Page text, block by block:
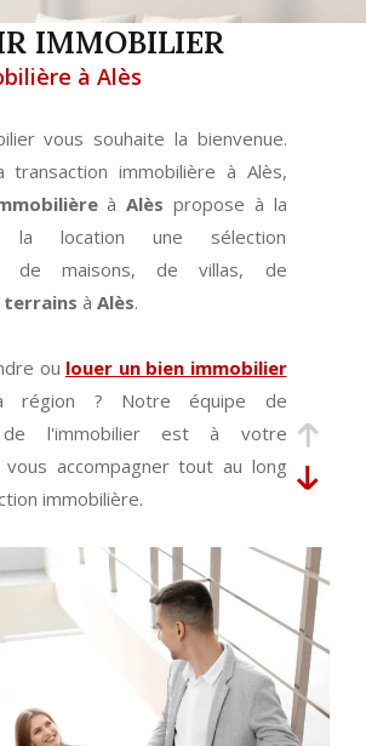
IMMOBILIER
à Alès
vous souhaite la bienvenue.
transaction immobilière à Alès,
àAlès propose à la
location une sélection
de maisons, de villas, de
terrains à Alès.
ou louer un bien immobilier
région ? Notre équipe de
de l'immobilier est à votre
accompagner tout au long
immobilière.
ligne ou dans notre agence
nos exclusivités et nos coups
Vous trouverez de
immobilières à Alèset
tout type de transaction (achat,
et pour tout type de bien